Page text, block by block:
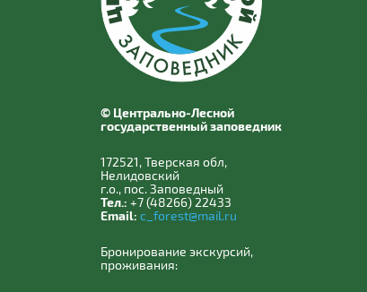
© Центрально-Лесной
государственный заповедник
172521, Тверская обл,
Нелидовский
г.о., пос. Заповедный
Тел.: +7 (48266) 22433
Email: c_forest@mail.ru
Бронирование экскурсий,
проживания: